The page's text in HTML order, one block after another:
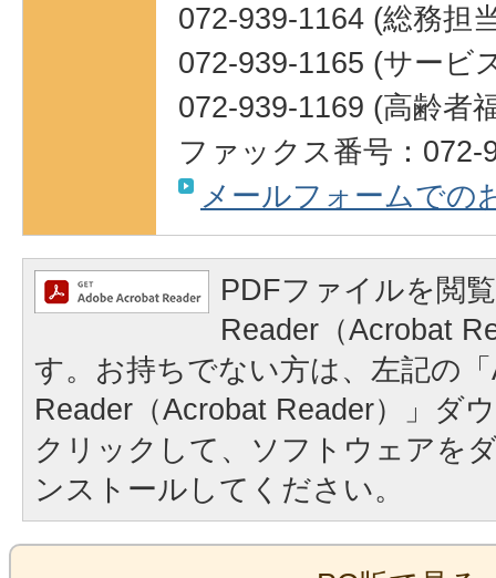
072-939-1164 (総務担
072-939-1165 (サービ
072-939-1169 (高齢者
ファックス番号：072-
メールフォームでの
PDFファイルを閲
Reader（Acrobat
す。お持ちでない方は、左記の
Reader（Acrobat Reader）」ダ
クリックして、ソフトウェアを
ンストールしてください。